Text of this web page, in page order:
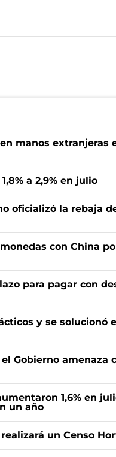
manos extranjeras
a 2,9% en julio
oficializó la rebaja
con China
para pagar con
y se solucionó
Gobierno amenaza
1,6% en
un año
un Censo